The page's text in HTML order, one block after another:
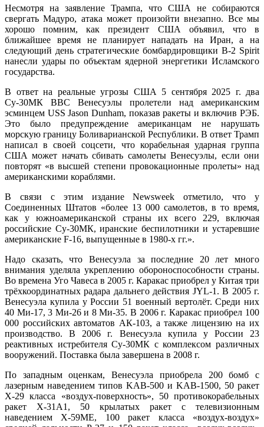
Несмотря на заявление Трампа, что США не собираются
свергать Мадуро, атака может произойти внезапно. Все мы
хорошо помним, как президент США объявил, что в
ближайшее время не планирует нападать на Иран, а на
следующий день стратегические бомбардировщики В-2 Spirit
нанесли удары по объектам ядерной энергетики Исламского
государства.
В ответ на реальные угрозы США 5 сентября 2025 г. два
Су-30МК ВВС Венесуэлы пролетели над американским
эсминцем USS Jason Dunham, показав ракеты и включив РЭБ.
Это было предупреждение американцам не нарушать
морскую границу Боливарианской Республики. В ответ Трамп
написал в своей соцсети, что корабельная ударная группа
США может начать сбивать самолеты Венесуэлы, если они
повторят «в высшей степени провокационные пролеты» над
американскими кораблями.
В связи с этим издание Newsweek отметило, что у
Соединенных Штатов «более 13 000 самолетов, в то время,
как у южноамериканской страны их всего 229, включая
российские Су-30МК, иранские беспилотники и устаревшие
американские F-16, выпущенные в 1980-х гг.».
Надо сказать, что Венесуэла за последние 20 лет много
внимания уделяла укреплению обороноспособности страны.
Во времена Уго Чавеса в 2005 г. Каракас приобрел у Китая три
трёхкоординатных радара дальнего действия JYL-1. В 2005 г.
Венесуэла купила у России 51 военный вертолёт. Среди них
40 Ми-17, 3 Ми-26 и 8 Ми-35. В 2006 г. Каракас приобрел 100
000 российских автоматов АК-103, а также лицензию на их
производство. В 2006 г. Венесуэла купила у России 23
реактивных истребителя Су-30МК с комплексом различных
вооружений. Поставка была завершена в 2008 г.
По западным оценкам, Венесуэла приобрела 200 бомб с
лазерным наведением типов KAB-500 и KAB-1500, 50 ракет
Х-29 класса «воздух-поверхность», 50 противокорабельных
ракет Х-31A1, 50 крылатых ракет с телевизионным
наведением Х-59ME, 100 ракет класса «воздух-воздух»